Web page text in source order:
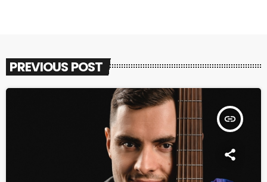
PREVIOUS POST
insert_link